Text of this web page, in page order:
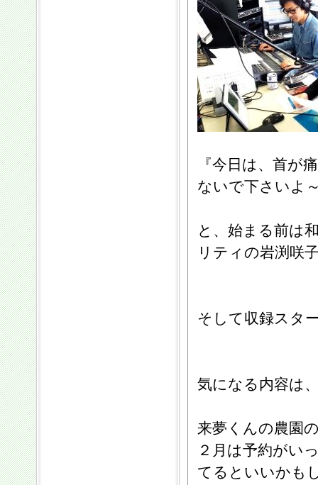
『今日は、首が
ないで下さいよ
と、始まる前は
リティの岩渕咲
そして収録スタ
気になる内容は
来夢くんの農園
２月は予約がい
てるといいかも